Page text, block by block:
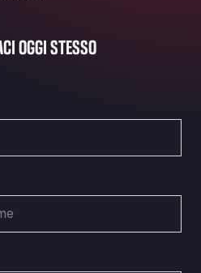
Truckwash.de
28300
OGGI STESSO